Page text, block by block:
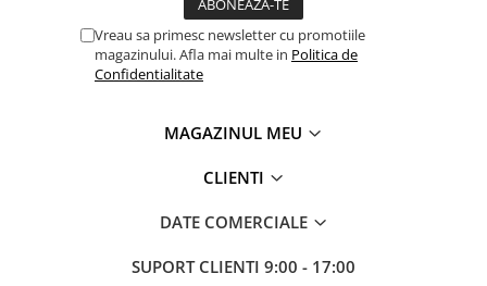
Vreau sa primesc newsletter cu promotiile
magazinului. Afla mai multe in Politica de
Confidentialitate
MAGAZINUL MEU
CLIENTI
DATE COMERCIALE
SUPORT CLIENTI 9:00 - 17:00